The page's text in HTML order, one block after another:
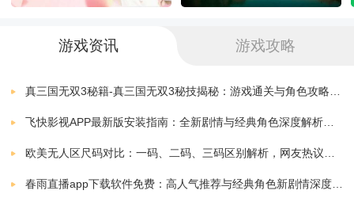
对比度、色温等参数，打造出更加优质的照片效果。
3.提供美白和腮红等脸部滤镜，让用户的肌肤呈现出光
滑亮丽的效果。
游戏资讯 游戏攻略